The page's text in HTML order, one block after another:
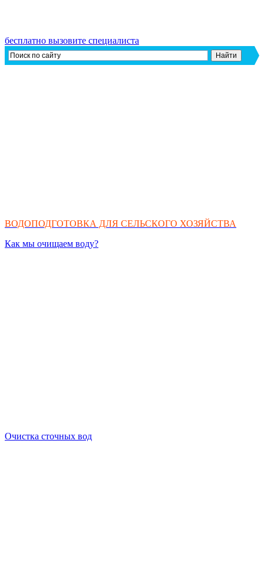
бесплатно вызовите специалиста
ВОДОПОДГОТОВКА ДЛЯ СЕЛЬСКОГО ХОЗЯЙСТВА
Как мы очищаем воду?
Очистка сточных вод